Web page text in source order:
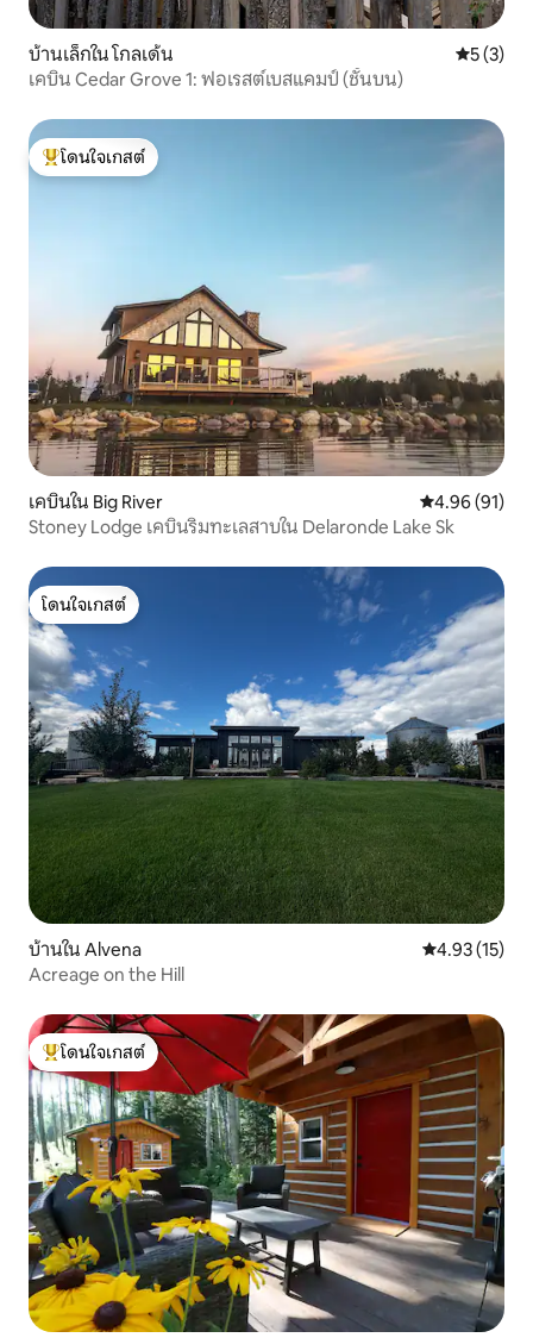
บ้านเล็กใน โกลเด้น คะแนนเฉ
5 (3)
เคบิน Cedar Grove 1: ฟอเรสต์เบสแคมป์ (ชั้นบน)
โดนใจเกสต์ที่สุด
โดนใจเกสต์
เคบินใน Big River คะแนนเฉลี่ย
4.96 (91)
Stoney Lodge เคบินริมทะเลสาบใน Delaronde Lake Sk
โดนใจเกสต์
โดนใจเกสต์
บ้านใน Alvena คะแนนเฉลี่ย
4.93 (15)
Acreage on the Hill
โดนใจเกสต์ที่สุด
โดนใจเกสต์